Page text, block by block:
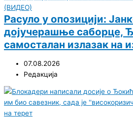
Расуло у опозицији:
дојучерашње саборце,
самосталан излазак на
07.08.2026
Редакција